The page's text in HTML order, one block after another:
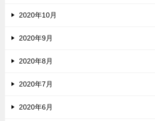
2020年10月
2020年9月
2020年8月
2020年7月
2020年6月